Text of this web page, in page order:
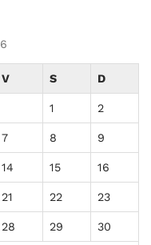
V S D
1 2
7 8 9
14 15 16
21 22 23
28 29 30